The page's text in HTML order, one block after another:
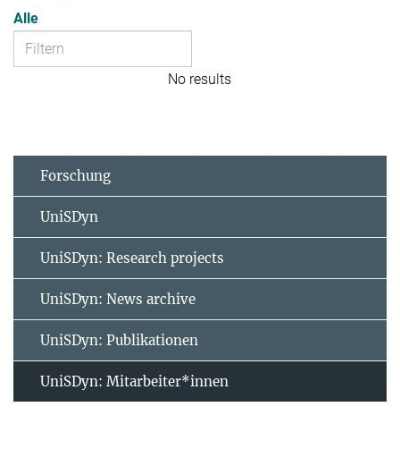
Alle
No results
Forschung
UniSDyn
UniSDyn: Research projects
UniSDyn: News archive
UniSDyn: Publikationen
UniSDyn: Mitarbeiter*innen